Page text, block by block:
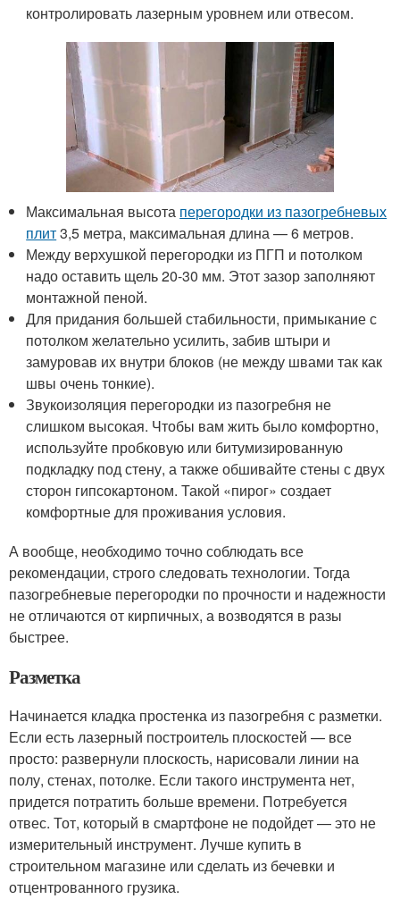
контролировать лазерным уровнем или отвесом.
Максимальная высота перегородки из пазогребневых
плит3,5 метра, максимальная длина — 6 метров.
Между верхушкой перегородки из ПГП и потолком
надо оставить щель 20-30 мм. Этот зазор заполняют
монтажной пеной.
Для придания большей стабильности, примыкание с
потолком желательно усилить, забив штыри и
замуровав их внутри блоков (не между швами так как
швы очень тонкие).
Звукоизоляция перегородки из пазогребня не
слишком высокая. Чтобы вам жить было комфортно,
используйте пробковую или битумизированную
подкладку под стену, а также обшивайте стены с двух
сторон гипсокартоном. Такой «пирог» создает
комфортные для проживания условия.
А вообще, необходимо точно соблюдать все
рекомендации, строго следовать технологии. Тогда
пазогребневые перегородки по прочности и надежности
не отличаются от кирпичных, а возводятся в разы
быстрее.
Разметка
Начинается кладка простенка из пазогребня с разметки.
Если есть лазерный построитель плоскостей — все
просто: развернули плоскость, нарисовали линии на
полу, стенах, потолке. Если такого инструмента нет,
придется потратить больше времени. Потребуется
отвес. Тот, который в смартфоне не подойдет — это не
измерительный инструмент. Лучше купить в
строительном магазине или сделать из бечевки и
отцентрованного грузика.